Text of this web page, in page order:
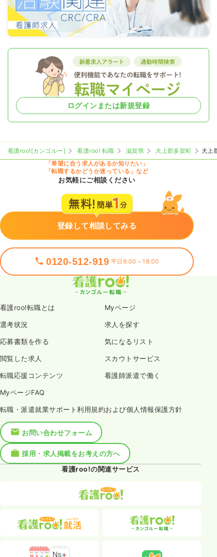
ログインまたは新規登録
看護roo![カンゴルー] 看護roo! 転職 滋賀県 犬上郡多賀町
犬上
「希望に合う求人があるか知りたい」
「転職するかどうか迷っている」など
お気軽にご相談ください
登録して相談してみる
0120-512-919 平日9:00～18:00
看護roo!転職とは Myページ
選考状況 求人を探す
応募書類を作る 気になるリスト
閲覧した求人 スカウトサービス
転職応援コンテンツ 看護師派遣で働く
MyページFAQ
転職・派遣就業サポート利用規約および個人情報保護方針
お問い合わせフォーム
採用・求人掲載をお考えの方へ
看護roo!の関連サービス